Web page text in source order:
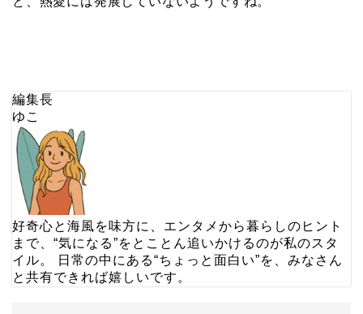
編集長
ゆこ
好奇心と海風を味方に、エンタメから暮らしのヒント
まで、“気になる”をとことん追いかけるのが私のスタ
イル。 日常の中にある“ちょっと面白い”を、みなさん
と共有できれば嬉しいです。